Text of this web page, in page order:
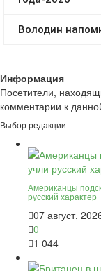
Информация
Посетители,
комментарии к
Выбор редакции
Американцы
русский характер
07 август,
0
1 044